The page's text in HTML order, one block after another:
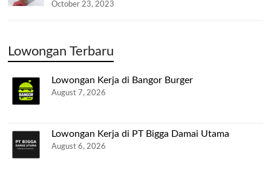
October 23, 2023
Lowongan Terbaru
Lowongan Kerja di Bangor Burger
August 7, 2026
Lowongan Kerja di PT Bigga Damai Utama
August 6, 2026